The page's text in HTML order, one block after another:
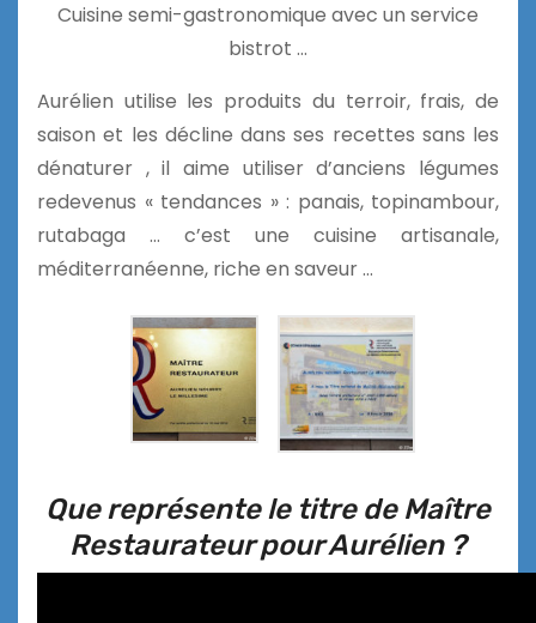
Cuisine semi-gastronomique avec un service
bistrot …
Aurélien utilise les produits du terroir, frais, de
saison et les décline dans ses recettes sans les
dénaturer , il aime utiliser d’anciens légumes
redevenus « tendances » : panais, topinambour,
rutabaga … c’est une cuisine artisanale,
méditerranéenne, riche en saveur …
Que représente le titre de Maître
Restaurateur pour Aurélien ?